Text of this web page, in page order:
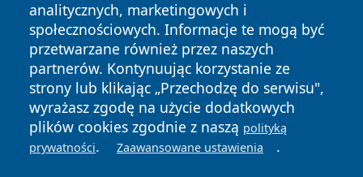
analitycznych, marketingowych i
społecznościowych. Informacje te mogą być
przetwarzane również przez naszych
partnerów. Kontynuując korzystanie ze
strony lub klikając „Przechodzę do serwisu",
wyrażasz zgodę na użycie dodatkowych
plików cookies zgodnie z naszą polityką
prywatności. Zaawansowane ustawienia .
Copyright © 2026 dabrowski24.pl Wszystkie prawa
zastrzeżone.
News Autorzy
Polityka
Prywatności
Polityka
Cookies